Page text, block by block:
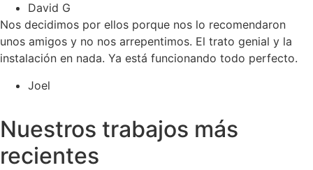
David G
Nos decidimos por ellos porque nos lo recomendaron
unos amigos y no nos arrepentimos. El trato genial y la
instalación en nada. Ya está funcionando todo perfecto.
Joel
Nuestros trabajos más
recientes